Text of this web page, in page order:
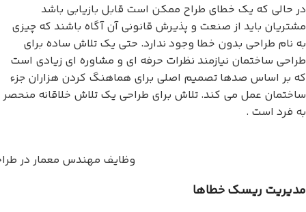
در حالی که یک خطای طراح ممکن است قابل بازیابی باشد
مشتریان باید از صنعت و پذیرش قانونی آن آگاه باشند که چیزی
به نام طراحی بدون خطا وجود ندارد. حتی یک تلاش ساده برای
طراحی ساختمان نیازمند نظرات حرفه ای و مشاوره ای زیادی است
که بر اساس صدها تصمیم اصلی برای هماهنگ کردن هزاران جزء
ساختمان عمل می کند. تلاش برای طراحی یک تلاش خلاقانه منحصر
به فرد است .
وظایف مهندس معمار در
مدیریت ریسک خطاها